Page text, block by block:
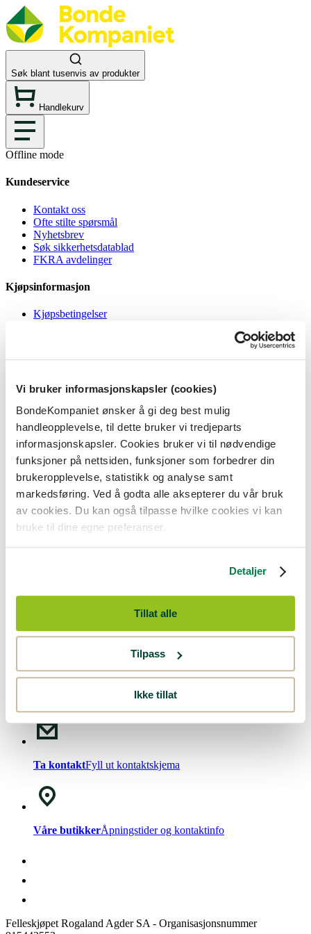
Vi bruker informasjonskapsler (cookies)
BondeKompaniet ønsker å gi deg best mulig
handleopplevelse, til dette bruker vi tredjeparts
informasjonskapsler. Cookies bruker vi til nødvendige
funksjoner på nettsiden, funksjoner som forbedrer din
brukeropplevelse, statistikk og analyse samt
markedsføring. Ved å godta alle aksepterer du vår bruk
av cookies. Du kan også tilpasse hvilke cookies vi kan
bruke til dine egne preferanser.
Detaljer
Tillat alle
Tilpass
Ikke tillat
Søk blant tusenvis av produkter
Handlekurv
Offline mode
Kundeservice
Kontakt oss
Ofte stilte spørsmål
Nyhetsbrev
Søk sikkerhetsdatablad
FKRA avdelinger
Kjøpsinformasjon
Kjøpsbetingelser
Informasjonskapsler
BondeKompaniet
Våre butikker
Presse
Ledige stillinger
Bonde og bedriftskunde
BondeKompaniet erFelleskjøpet Rogaland Agdersitt butikkonsept
BondeKompaniet har det du trenger av praktisk utstyr, reparasjon og
gode råd innenfor hus og hage, fritid, kjæledyr og landbruk.
Nyhetsbrev!Meld deg på vårtnyhetsbrev.
Mandag - Fredag kl. 08-15
Ta kontaktFyll ut kontaktskjema
Våre butikkerÅpningstider og kontaktinfo
Felleskjøpet Rogaland Agder SA - Organisasjonsnummer